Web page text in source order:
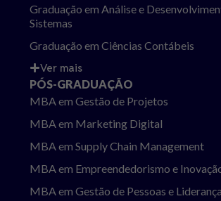
Graduação em Análise e
Sistemas
Graduação em Ciências Contábeis
Ver mais
PÓS-GRADUAÇÃO
MBA em Gestão de Projetos
MBA em Marketing Digital
MBA em Supply Chain Management
MBA em Empreendedorismo e
MBA em Gestão de Pessoas e Liderança